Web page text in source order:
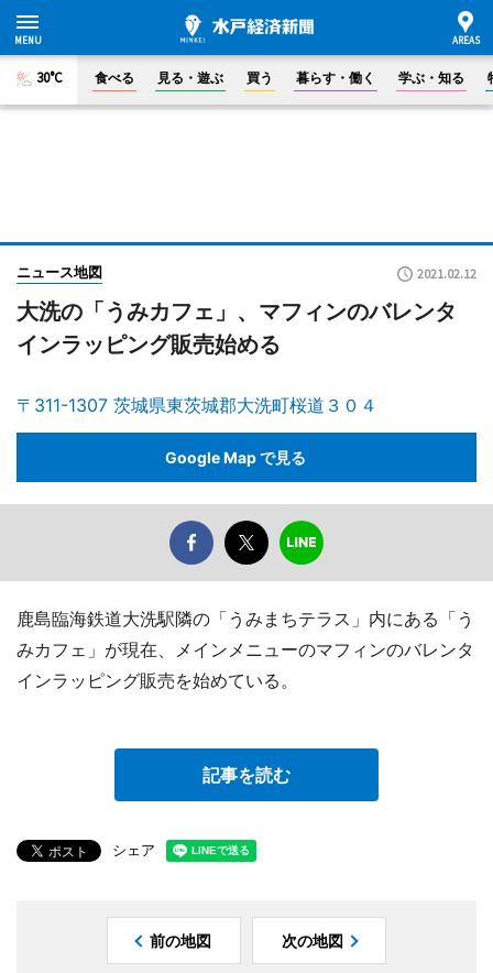
30°C 食べる 見る・遊ぶ 買う 暮らす・働く 学ぶ・知る
ニュース地図 2021.02.12
大洗の「うみカフェ」、マフィンのバレンタ
インラッピング販売始める
〒311-1307 茨城県東茨城郡大洗町桜道３０４
Google Map で見る
鹿島臨海鉄道大洗駅隣の「うみまちテラス」内にある「う
みカフェ」が現在、メインメニューのマフィンのバレンタ
インラッピング販売を始めている。
記事を読む
シェア
前の地図 次の地図